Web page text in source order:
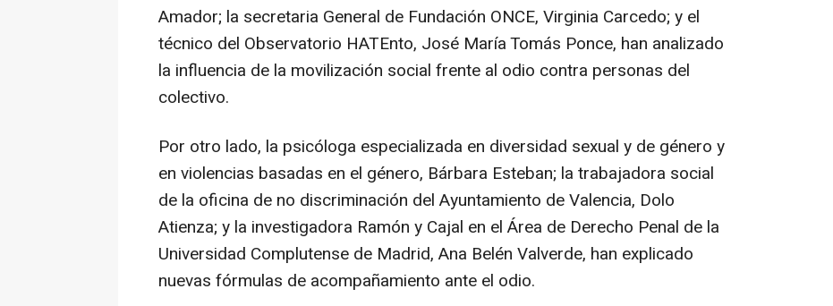
Amador; la secretaria General de Fundación ONCE, Virginia Carcedo; y el
técnico del Observatorio HATEnto, José María Tomás Ponce, han analizado
la influencia de la movilización social frente al odio contra personas del
colectivo.
Por otro lado, la psicóloga especializada en diversidad sexual y de género y
en violencias basadas en el género, Bárbara Esteban; la trabajadora social
de la oficina de no discriminación del Ayuntamiento de Valencia, Dolo
Atienza; y la investigadora Ramón y Cajal en el Área de Derecho Penal de la
Universidad Complutense de Madrid, Ana Belén Valverde, han explicado
nuevas fórmulas de acompañamiento ante el odio.